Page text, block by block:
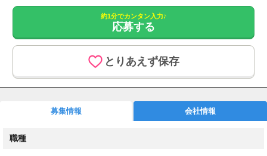
1. 応募フォームからご応募
2. もしくはお電話にてお問い合わせください。
あなたのスキルを必要としている職場があります！
最短3日でお仕事開始！
高収入&働きやすさ重視のお仕事探し
週2日～/平日のみOK/日勤のみ/残業なし/即日勤務OK
とりあえず保存
約1分でカンタン入力♪
応募する
募集情報 会社情報
職種